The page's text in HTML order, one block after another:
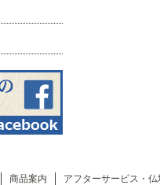
商品案内 アフターサービス・